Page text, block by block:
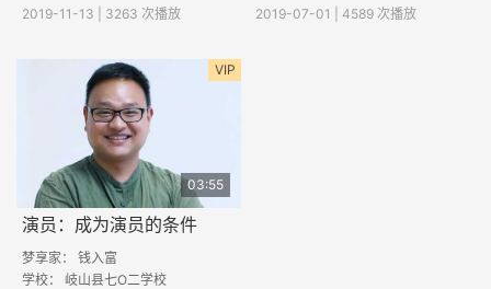
2019-11-13 | 3263 次播放
2019-07-01 | 4589 次播放
VIP
03:55
演员：成为演员的条件
梦享家： 钱入富
学校： 岐山县七O二学校